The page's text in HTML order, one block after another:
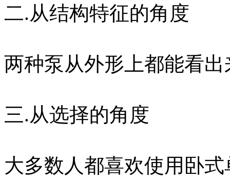
二.从结构特征的角度
两种泵从外形上都能看
三.从选择的角度
大多数人都喜欢使用卧